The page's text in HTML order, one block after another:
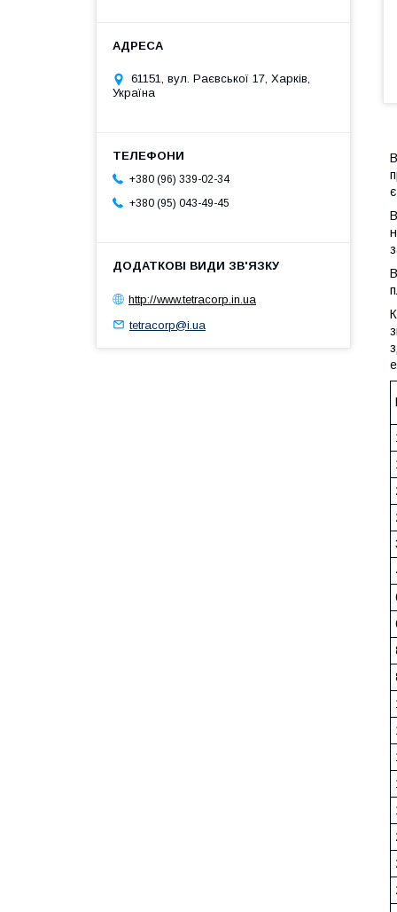
61151, вул. Раєвської 17, Харків,
Україна
+380 (96) 339-02-34
+380 (95) 043-49-45
http://www.tetracorp.in.ua
tetracorp@i.ua